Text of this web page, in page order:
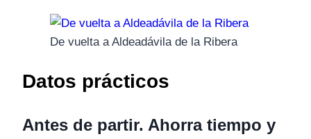
De vuelta a Aldeadávila de la Ribera
Datos prácticos
Antes de partir. Ahorra tiempo y